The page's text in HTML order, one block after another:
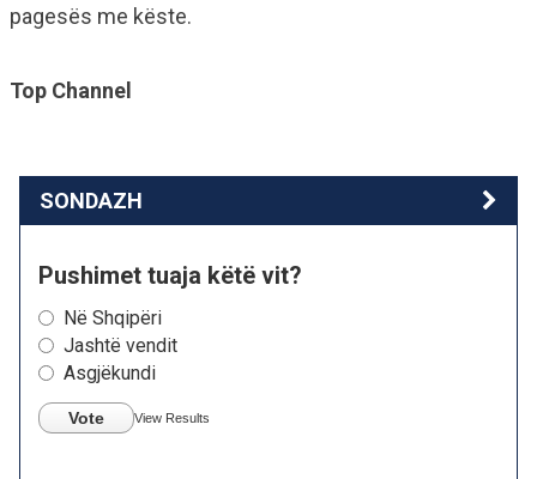
pagesës me këste.
Top Channel
SONDAZH
Pushimet tuaja këtë vit?
Në Shqipëri
Jashtë vendit
Asgjëkundi
Vote View Results